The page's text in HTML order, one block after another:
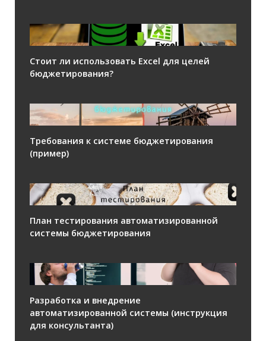
Стоит ли использовать Excel для целей
бюджетирования?
Требования к системе бюджетирования
(пример)
План тестирования автоматизированной
системы бюджетирования
Разработка и внедрение
автоматизированной системы (инструкция
для консультанта)